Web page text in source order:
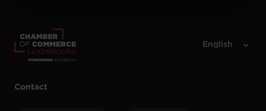
Contact